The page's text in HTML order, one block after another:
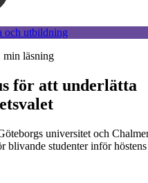
och utbildning
min läsning
för att underlätta
universitet och
blivande studenter inför